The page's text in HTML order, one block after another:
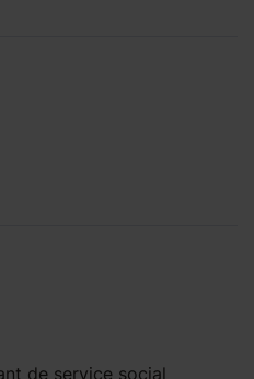
de service social